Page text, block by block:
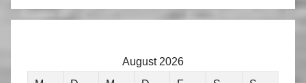
August 2026